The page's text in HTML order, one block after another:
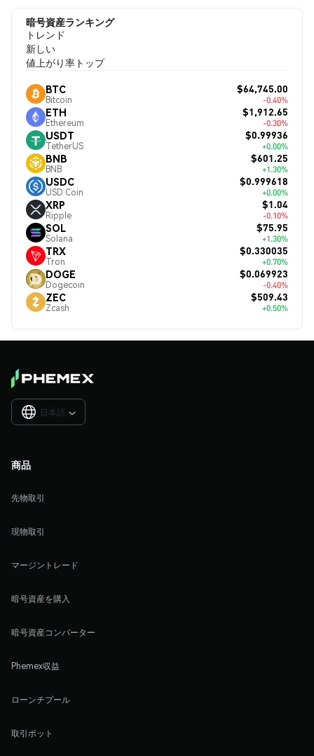
暗号資産ランキング
トレンド
新しい
値上がり率トップ
BTC
Bitcoin
$64,745.00
-0.40%
ETH
Ethereum
$1,912.65
-0.30%
USDT
TetherUS
$0.99936
+0.00%
BNB
BNB
$601.25
+1.30%
USDC
USD Coin
$0.999618
+0.00%
XRP
Ripple
$1.04
-0.10%
SOL
Solana
$75.95
+1.30%
TRX
Tron
$0.330035
+0.70%
DOGE
Dogecoin
$0.069923
-0.40%
ZEC
Zcash
$509.43
+0.50%
日本語 
商品
先物取引
現物取引
マージントレード
暗号資産を購入
暗号資産コンバーター
Phemex収益
ローンチプール
取引ボット